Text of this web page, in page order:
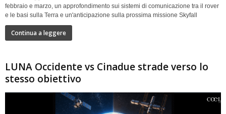
febbraio e marzo, un approfondimento sui sistemi di comunicazione tra il rover
e le basi sulla Terra e un'anticipazione sulla prossima missione Skyfall
Continua a leggere
LUNA Occidente vs Cinadue strade verso lo
stesso obiettivo